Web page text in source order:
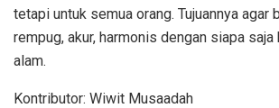
tetapi untuk semua orang. Tujuannya agar
rempug, akur, harmonis dengan siapa saja
alam.
Kontributor: Wiwit Musaadah